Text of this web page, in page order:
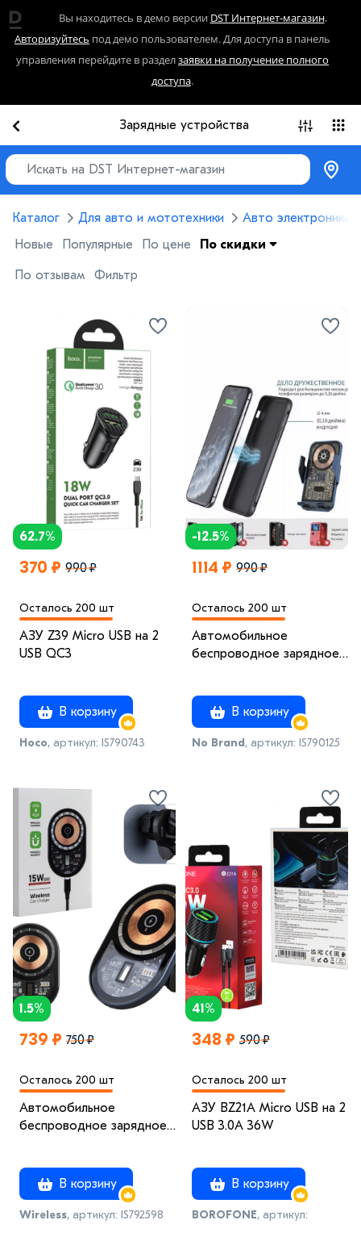
Вы находитесь в демо версии DST Интернет-магазин.
Авторизуйтесь под демо пользователем. Для доступа в панель
управления перейдите в разделзаявки на получение полного
доступа.
Зарядные устройства
Каталог Для авто и мототехники
Авто электроника
Новые
Популярные По цене По скидки
По отзывам Фильтр
62.7%
370 ₽ 990 ₽
Осталось 200 шт
АЗУ Z39 Micro USB на 2
USB QC3
В корзину
Hoco, артикул: IS790743
-12.5%
1114 ₽ 990 ₽
Осталось 200 шт
Автомобильное
беспроводное зарядное
В корзину
No Brand, артикул: IS790125
1.5%
739 ₽ 750 ₽
Осталось 200 шт
Автомобильное
беспроводное зарядное
В корзину
Wireless, артикул: IS792598
41%
348 ₽ 590 ₽
Осталось 200 шт
АЗУ BZ21A Micro USB на 2
USB 3.0A 36W
В корзину
BOROFONE, артикул: